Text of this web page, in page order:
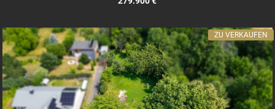
ZU VERKAUFEN